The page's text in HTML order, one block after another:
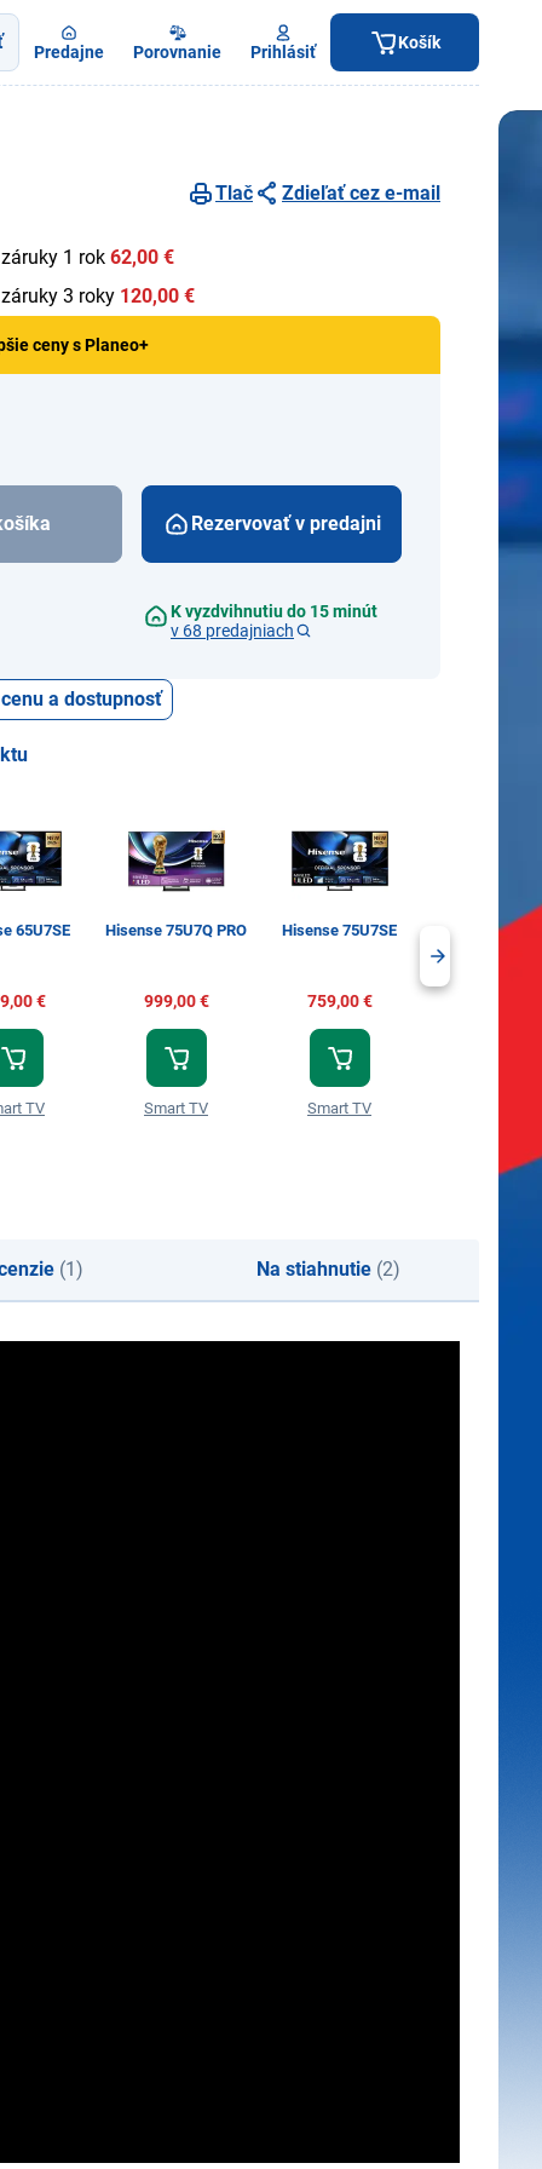
Predajne Porovnanie Prihlásiť Košík
Tlač
Zdieľať cez e-mail
1 rok 62,00 €
3 roky 120,00 €
ceny s Planeo+
Rezervovať v predajni
K vyzdvihnutiu do 15 minút
v 68 predajniach
a dostupnosť
65U7SE
€
TV
Hisense 75U7Q PRO
999,00 €
Smart TV
Hisense 75U7SE
759,00 €
Smart TV
Hisense
(1) Na stiahnutie (2)